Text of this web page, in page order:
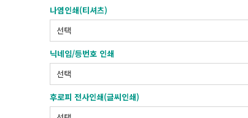
나염인쇄(티셔츠)
닉네임/등번호 인쇄
후로피 전사인쇄(글씨인쇄)